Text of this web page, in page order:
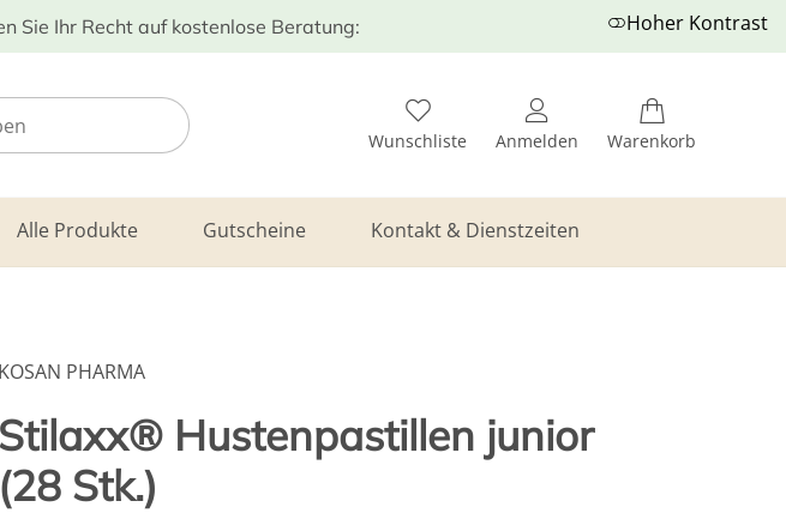
Sie Ihr Recht auf kostenlose Beratung: Hoher Kontrast
Wunschliste Anmelden Warenkorb
Alle Produkte Gutscheine Kontakt & Dienstzeiten
KOSAN PHARMA
Stilaxx® Hustenpastillen junior
(28 Stk.)